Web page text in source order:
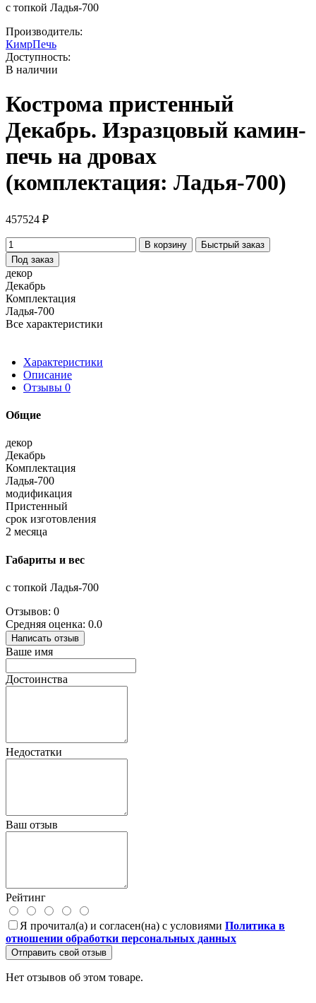
с топкой Ладья-700
Производитель:
КимрПечь
Доступность:
В наличии
Кострома пристенный
Декабрь. Изразцовый камин-
печь на дровах
(комплектация: Ладья-700)
457524 ₽
В корзину
Быстрый заказ
Под заказ
декор
Декабрь
Комплектация
Ладья-700
Все характеристики
Характеристики
Описание
Отзывы 0
Общие
декор
Декабрь
Комплектация
Ладья-700
модификация
Пристенный
срок изготовления
2 месяца
Габариты и вес
с топкой Ладья-700
Отзывов: 0
Средняя оценка: 0.0
Написать отзыв
Ваше имя
Достоинства
Недостатки
Ваш отзыв
Рейтинг
Я прочитал(а) и согласен(на) с условиями Политика в
отношении обработки персональных данных
Отправить свой отзыв
Нет отзывов об этом товаре.